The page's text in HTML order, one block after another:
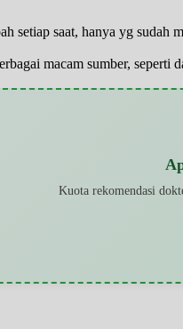
setiap saat, hanya yg sudah
macam sumber,
Kuota rekomendasi